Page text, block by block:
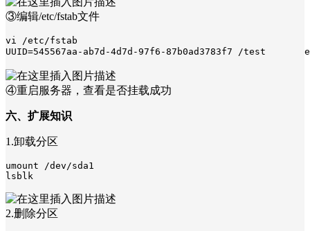
③编辑/etc/fstab文件
vi /etc/fstab
UUID=545567aa-ab7d-4d7d-97f6-87b0ad3783f7 /test
④重启服务器，查看是否挂载成功
六、扩展知识
1.卸载分区
umount /dev/sda1
lsblk
2.删除分区